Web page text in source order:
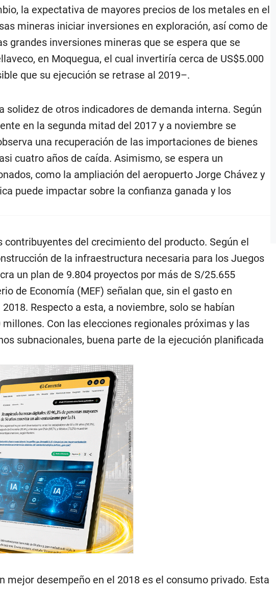
la expectativa de mayores precios de los metales en el
mineras iniciar inversiones en exploración, así como de
grandes inversiones mineras que se espera que se
en Moquegua, el cual invertiría cerca de US$5.000
que su ejecución se retrase al 2019–.
de otros indicadores de demanda interna. Según
en la segunda mitad del 2017 y a noviembre se
una recuperación de las importaciones de bienes
cuatro años de caída. Asimismo, se espera un
como la ampliación del aeropuerto Jorge Chávez y
puede impactar sobre la confianza ganada y los
del crecimiento del producto. Según el
de la infraestructura necesaria para los Juegos
un plan de 9.804 proyectos por más de S/25.655
de Economía (MEF) señalan que, sin el gasto en
Respecto a esta, a noviembre, solo se habían
Con las elecciones regionales próximas y las
subnacionales, buena parte de la ejecución planificada
desempeño en el 2018 es el consumo privado. Esta